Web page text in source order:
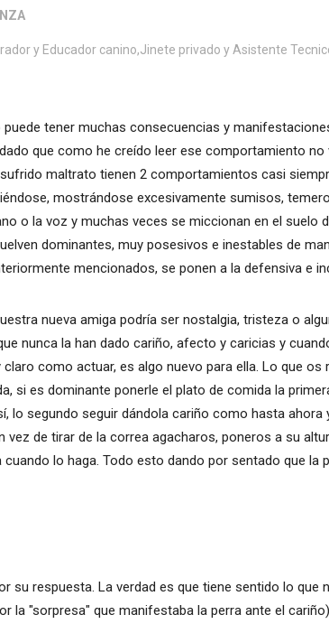
y Educador canino,Jinete privado y Asistente
tener muchas consecuencias y
que como he creído leer ese comportamiento no
maltrato tienen 2 comportamientos casi
mostrándose excesivamente sumisos,
o la voz y muchas veces se miccionan en el suelo
dominantes, muy posesivos e inestables de
mencionados, se ponen a la defensiva e
nueva amiga podría ser nostalgia, tristeza o
nunca la han dado cariño, afecto y caricias y
como actuar, es algo nuevo para ella. Lo que os
si es dominante ponerle el plato de comida la
lo segundo seguir dándola cariño como hasta ahora
vez de tirar de la correa agacharos, poneros a su
cuando lo haga. Todo esto dando por sentado que la
su respuesta. La verdad es que tiene sentido lo que
la "sorpresa" que manifestaba la perra ante el